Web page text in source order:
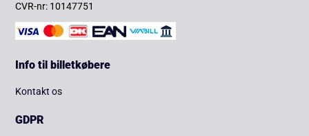
CVR-nr: 10147751
Info til billetkøbere
Kontakt os
GDPR